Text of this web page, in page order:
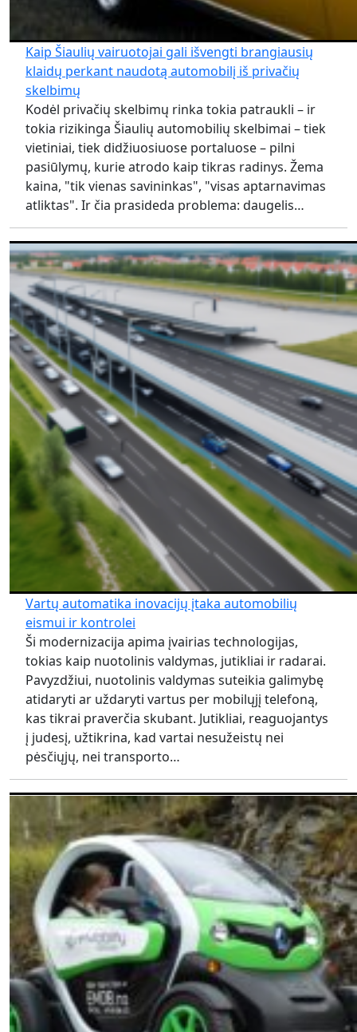
Kaip Šiaulių vairuotojai gali išvengti brangiausių
klaidų perkant naudotą automobilį iš privačių
skelbimų
Kodėl privačių skelbimų rinka tokia patraukli – ir
tokia rizikinga Šiaulių automobilių skelbimai – tiek
vietiniai, tiek didžiuosiuose portaluose – pilni
pasiūlymų, kurie atrodo kaip tikras radinys. Žema
kaina, "tik vienas savininkas", "visas aptarnavimas
atliktas". Ir čia prasideda problema: daugelis…
Vartų automatika inovacijų įtaka automobilių
eismui ir kontrolei
Ši modernizacija apima įvairias technologijas,
tokias kaip nuotolinis valdymas, jutikliai ir radarai.
Pavyzdžiui, nuotolinis valdymas suteikia galimybę
atidaryti ar uždaryti vartus per mobilųjį telefoną,
kas tikrai praverčia skubant. Jutikliai, reaguojantys
į judesį, užtikrina, kad vartai nesužeistų nei
pėsčiųjų, nei transporto…